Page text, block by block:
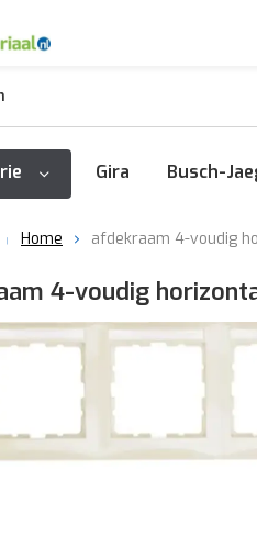
Gira Busch-
Home afdekraam 4-voudig
4-voudig